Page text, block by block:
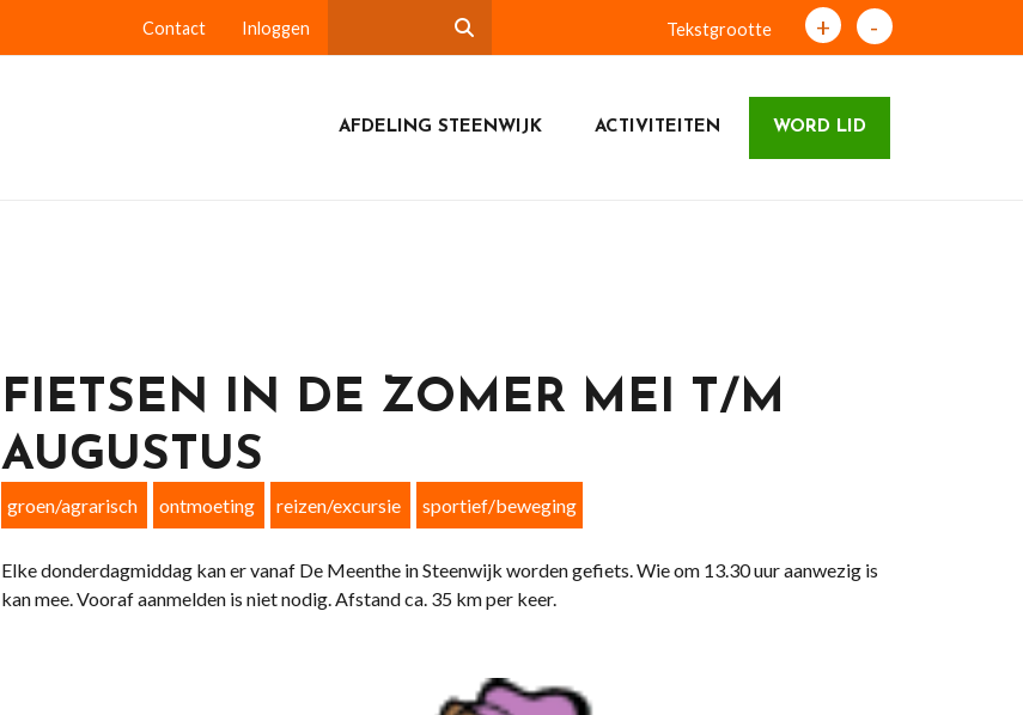
Contact Inloggen Tekstgrootte + -
AFDELING STEENWIJK ACTIVITEITEN WORD LID
FIETSEN IN DE ZOMER MEI T/M
AUGUSTUS
groen/agrarisch ontmoeting reizen/excursie sportief/beweging
Elke donderdagmiddag kan er vanaf De Meenthe in Steenwijk worden gefiets. Wie om 13.30 uur aanwezig is
kan mee. Vooraf aanmelden is niet nodig. Afstand ca. 35 km per keer.